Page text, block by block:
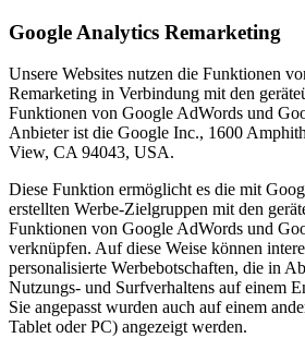
Google Analytics Remarketing
Unsere Websites nutzen die Funktionen
Remarketing in Verbindung mit den
Funktionen von Google AdWords und
Anbieter ist die Google Inc., 1600
View, CA 94043, USA.
Diese Funktion ermöglicht es die mit
erstellten Werbe-Zielgruppen mit den
Funktionen von Google AdWords und
verknüpfen. Auf diese Weise können
personalisierte Werbebotschaften, die in
Nutzungs- und Surfverhaltens auf einem
Sie angepasst wurden auch auf einem
Tablet oder PC) angezeigt werden.